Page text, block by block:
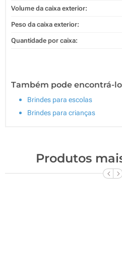
Volume da caixa exterior:
Peso da caixa exterior:
Quantidade por caixa:
Também pode encontrá-
Brindes para escolas
Brindes para crianças
Produtos